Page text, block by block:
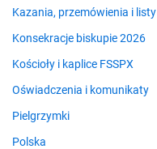
Kazania, przemówienia i listy
Konsekracje biskupie 2026
Kościoły i kaplice FSSPX
Oświadczenia i komunikaty
Pielgrzymki
Polska